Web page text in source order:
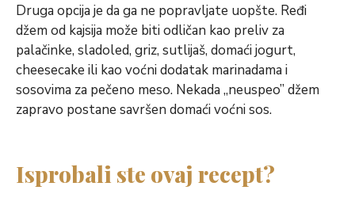
Druga opcija je da ga ne popravljate uopšte. Ređi
džem od kajsija može biti odličan kao preliv za
palačinke, sladoled, griz, sutlijaš, domaći jogurt,
cheesecake ili kao voćni dodatak marinadama i
sosovima za pečeno meso. Nekada „neuspeo” džem
zapravo postane savršen domaći voćni sos.
Isprobali ste ovaj recept?